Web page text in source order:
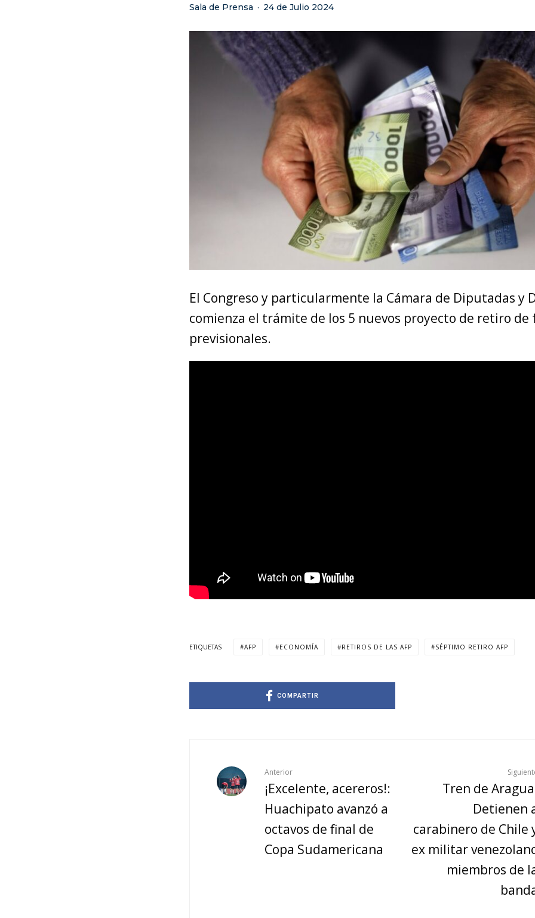
Sala de Prensa · 24 de Julio 2024
El Congreso y particularmente la Cámara de Diputadas y
comienza el trámite de los 5 nuevos proyecto de retiro de
previsionales.
ETIQUETAS AFP ECONOMÍA RETIROS DE LAS AFP SÉPTIMO RETIRO AFP
COMPARTIR
Anterior
¡Excelente, acereros!:
Huachipato avanzó a
octavos de final de
Copa Sudamericana
Tren de
Detienen
carabinero de Chile
ex militar
miembros de